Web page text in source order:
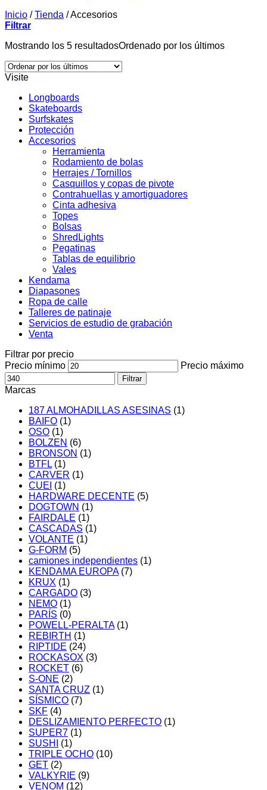
Inicio / Tienda /Accesorios
Filtrar
Mostrando los 5 resultadosOrdenado por los últimos
Visite
Longboards
Skateboards
Surfskates
Protección
Accesorios
Herramienta
Rodamiento de bolas
Herrajes / Tornillos
Casquillos y copas de pivote
Contrahuellas y amortiguadores
Cinta adhesiva
Topes
Bolsas
ShredLights
Pegatinas
Tablas de equilibrio
Vales
Kendama
Diapasones
Ropa de calle
Talleres de patinaje
Servicios de estudio de grabación
Venta
Filtrar por precio
Precio mínimo
Precio máximo
Filtrar
Marcas
187 ALMOHADILLAS ASESINAS (1)
BAIFO (1)
OSO (1)
BOLZEN (6)
BRONSON (1)
BTFL (1)
CARVER (1)
CUEI (1)
HARDWARE DECENTE (5)
DOGTOWN (1)
FAIRDALE (1)
CASCADAS (1)
VOLANTE (1)
G-FORM (5)
camiones independientes (1)
KENDAMA EUROPA (7)
KRUX (1)
CARGADO (3)
NEMO (1)
PARÍS (0)
POWELL-PERALTA (1)
REBIRTH (1)
RIPTIDE (24)
ROCKASOX (3)
ROCKET (6)
S-ONE (2)
SANTA CRUZ (1)
SÍSMICO (7)
SKF (4)
DESLIZAMIENTO PERFECTO (1)
SUPER7 (1)
SUSHI
(1)
TRIPLE OCHO (10)
GET (2)
VALKYRIE (9)
VENOM (12)